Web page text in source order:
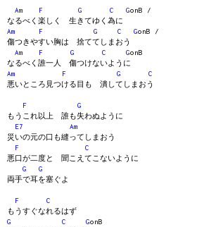
Am F G C GonB /
なるべく楽しく 生きてゆく為に
Am
F G C GonB /
傷つきやすい胸は 捨ててしまおう
Am
F G C GonB
なるべく誰一人 傷つけないように
Am
F G
C
悪いところ見つける目も 潰してしまおう
F
G
もうこれ以上 誰も失わぬように
E7
Am
災いの元の口も縫ってしまおう
F
C
悪口が二度と 聞こえてこないように
G
G
両手で耳を塞ぐよ
F
C
もうすぐなれるはず
G
C GonB